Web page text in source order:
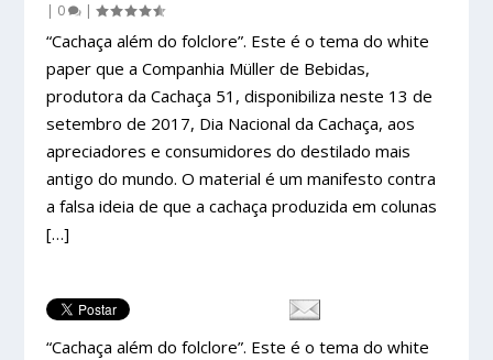
| 0 |
“Cachaça além do folclore”. Este é o tema do white
paper que a Companhia Müller de Bebidas,
produtora da Cachaça 51, disponibiliza neste 13 de
setembro de 2017, Dia Nacional da Cachaça, aos
apreciadores e consumidores do destilado mais
antigo do mundo. O material é um manifesto contra
a falsa ideia de que a cachaça produzida em colunas
[…]
“Cachaça além do folclore”. Este é o tema do white